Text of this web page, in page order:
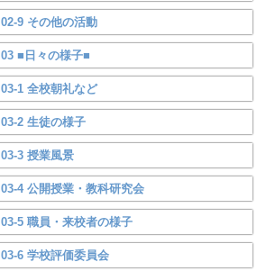
02-9 その他の活動
03 ■日々の様子■
03-1 全校朝礼など
03-2 生徒の様子
03-3 授業風景
03-4 公開授業・教科研究会
03-5 職員・来校者の様子
03-6 学校評価委員会